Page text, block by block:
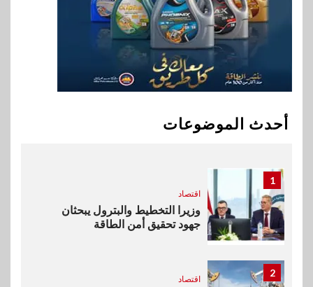
أحدث الموضوعات
هواوي: هاتف nova 15
Max بطارية ضخمة وتصميم متين
جهازًا مثاليًا للشباب
اقتصاد
خطط نمو «بلد» لتعزيز حضورها
في سوق تحويلات المصريين
1
اقتصاد
وزيرا التخطيط والبترول يبحثان
جهود تحقيق أمن الطاقة
2
اقتصاد